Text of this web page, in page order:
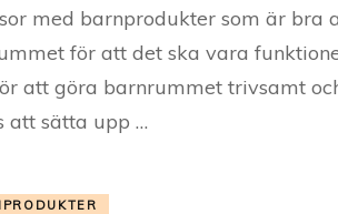
med barnprodukter som är bra
för att det ska vara
att göra barnrummet trivsamt
att sätta upp …